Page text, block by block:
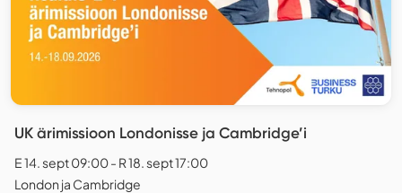
UK ärimissioon Londonisse ja Cambridge’i
E 14. sept 09:00 - R 18. sept 17:00
London ja Cambridge